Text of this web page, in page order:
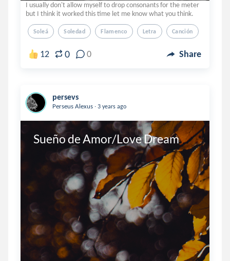
I usually don't allow myself to drop consonants for the meter
but I think it worked this time let me know what you think.
Soleá Soledad Flamenco Letra Canción
12 0 0 Share
persevs
Perseus Alexus . 3 years ago
Sueño de Amor/Love Dream